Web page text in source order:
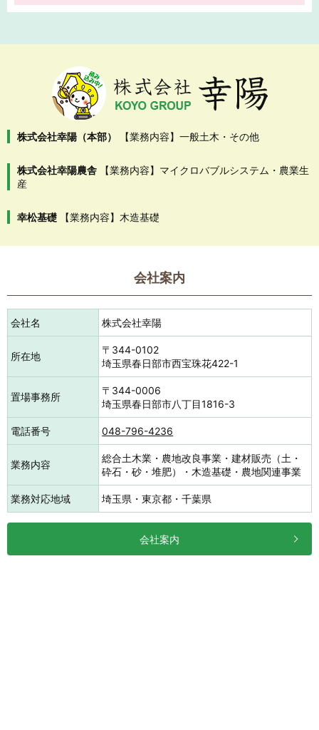
株式会社幸陽（本部） 【業務内容】一般土木・その他
株式会社幸陽農舎 【業務内容】マイクロバブルシステム・農業生
産
幸松基礎 【業務内容】木造基礎
会社案内
会社名 株式会社幸陽
所在地
〒344-0102
埼玉県春日部市西宝珠花422-1
置場事務所
〒344-0006
埼玉県春日部市八丁目1816-3
電話番号 048-796-4236
業務内容
総合土木業・農地改良事業・建材販売（土・
砕石・砂・堆肥）・木造基礎・農地関連事業
業務対応地域 埼玉県・東京都・千葉県
会社案内